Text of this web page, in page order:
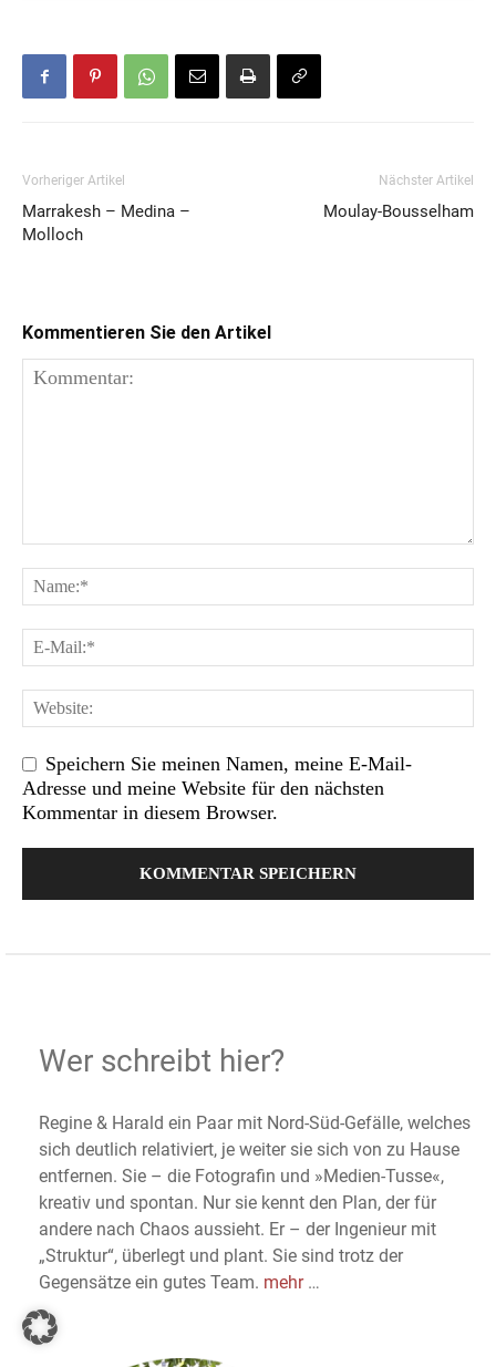
Vorheriger Artikel
Marrakesh – Medina –
Molloch
Nächster Artikel
Moulay-Bousselham
Kommentieren Sie den Artikel
Speichern Sie meinen Namen, meine E-Mail-
Adresse und meine Website für den nächsten
Kommentar in diesem Browser.
Wer schreibt hier?
Regine & Harald ein Paar mit Nord-Süd-Gefälle, welches
sich deutlich relativiert, je weiter sie sich von zu Hause
entfernen. Sie – die Fotografin und »Medien-Tusse«,
kreativ und spontan. Nur sie kennt den Plan, der für
andere nach Chaos aussieht. Er – der Ingenieur mit
„Struktur“, überlegt und plant. Sie sind trotz der
Gegensätze ein gutes Team. mehr …